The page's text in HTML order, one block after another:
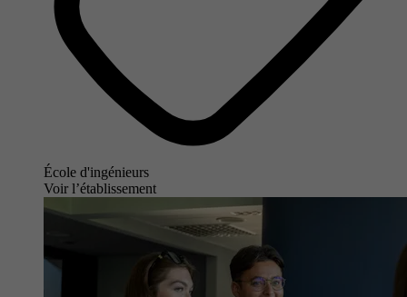
École d'ingénieurs
Voir l’établissement